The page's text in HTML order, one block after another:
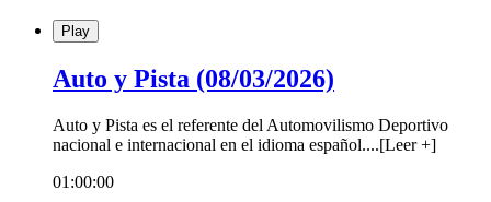
Play
Auto y Pista (08/03/2026)
Auto y Pista es el referente del Automovilismo Deportivo
nacional e internacional en el idioma español....[Leer +]
01:00:00